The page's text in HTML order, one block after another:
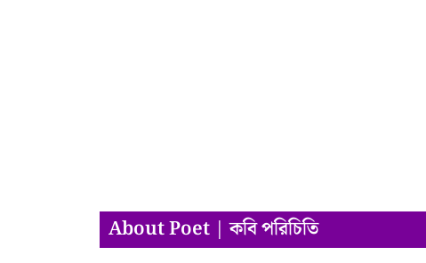
About Poet | কবি পরিচিতি